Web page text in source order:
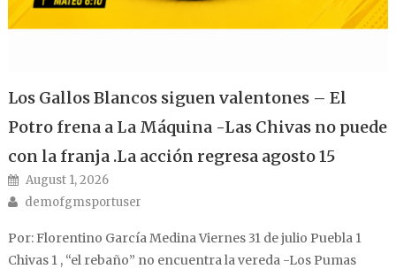
Los Gallos Blancos siguen valentones – El
Potro frena a La Máquina -Las Chivas no puede
con la franja .La acción regresa agosto 15
Posted on
August 1, 2026
Author
demofgmsportuser
Por: Florentino García Medina Viernes 31 de julio Puebla 1
Chivas 1 , “el rebaño” no encuentra la vereda -Los Pumas